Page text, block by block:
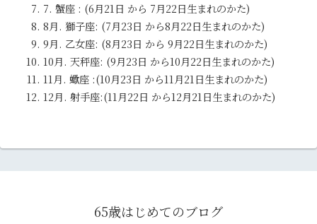
7. 蟹座 : (6月21日 から 7月22日生まれのかた)
8月. 獅子座: (7月23日 から8月22日生まれのかた)
9月. 乙女座: (8月23日 から 9月22日生まれのかた)
10月. 天秤座: (9月23日 から10月22日生まれのかた)
11月. 蠍座 :(10月23日 から11月21日生まれのかた)
12月. 射手座:(11月22日 から12月21日生まれのかた)
65歳はじめてのブログ